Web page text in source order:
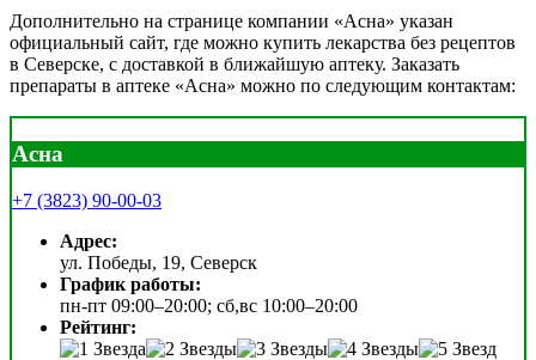
Дополнительно на странице компании «Асна» указан
официальный сайт, где можно купить лекарства без рецептов
в Северске, с доставкой в ближайшую аптеку. Заказать
препараты в аптеке «Асна» можно по следующим контактам:
Асна
+7 (3823) 90-00-03
Адрес:
ул. Победы, 19, Северск
График работы:
пн-пт 09:00–20:00; сб,вс 10:00–20:00
Рейтинг: